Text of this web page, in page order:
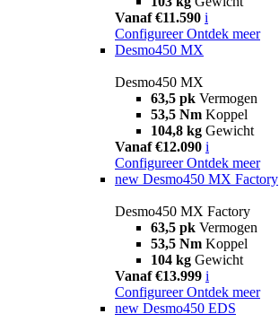
Vanaf €11.590 i
Configureer Ontdek meer
Desmo450 MX
Desmo450 MX
63,5 pk Vermogen
53,5 Nm Koppel
104,8 kg Gewicht
Vanaf €12.090 i
Configureer Ontdek meer
new Desmo450 MX Factory
Desmo450 MX Factory
63,5 pk Vermogen
53,5 Nm Koppel
104 kg Gewicht
Vanaf €13.999 i
Configureer Ontdek meer
new Desmo450 EDS